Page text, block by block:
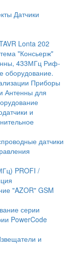
Датчики
Lonta 202
"Консьерж"
433МГц Риф-
оборудование.
Приборы
Антенны для
и
датчики
PROFI /
"AZOR" GSM
серии
PowerCode
и